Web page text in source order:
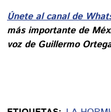
Únete al canal de
más importante de
voz de Guillermo